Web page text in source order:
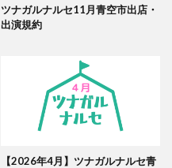
ツナガルナルセ11月青空市出店・
出演規約
【2026年4月】ツナガルナルセ青